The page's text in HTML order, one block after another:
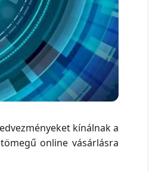
kínálnak a
online vásárlásra